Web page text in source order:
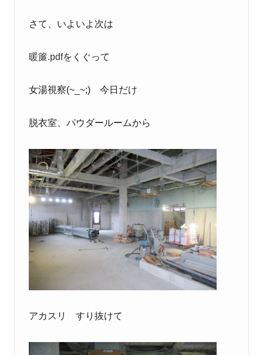
さて、いよいよ次は
暖簾.pdfをくぐって
女湯視察(~_~;) 今日だけ
脱衣室、パウダールームから
アカスリ すり抜けて